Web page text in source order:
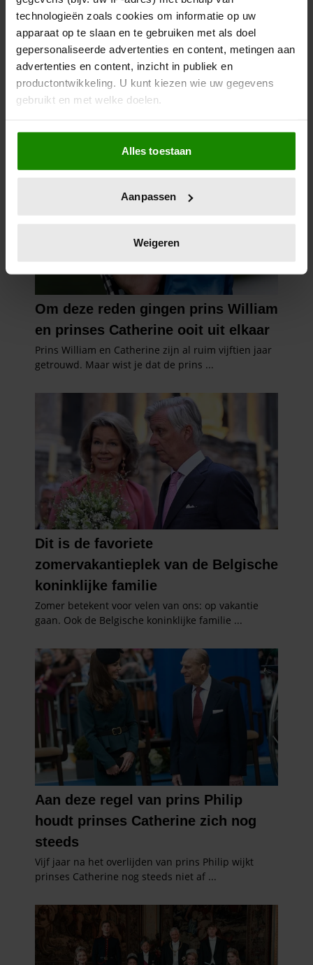
technologieën zoals cookies om informatie op uw
apparaat op te slaan en te gebruiken met als doel
gepersonaliseerde advertenties en content, metingen aan
advertenties en content, inzicht in publiek en
productontwikkeling. U kunt kiezen wie uw gegevens
gebruikt en met welke doelen.
Als u het toestaat, willen we ook graag:
Informatie verzamelen over uw geografische
locatie, die tot een paar meter nauwkeurig kan zijn
scannen op specifieke eigenschappen (fingerprinting)
verwerkt en stel uw voorkeuren in het
intrekken in de Cookieverklaring.
We gebruiken cookies om content en advertenties te
personaliseren, om functies voor social media te bieden
en om ons websiteverkeer te analyseren. Ook delen we
informatie over uw gebruik van onze site met onze
partners voor social media, adverteren en analyse. Deze
partners kunnen deze gegevens combineren met andere
informatie die u aan ze heeft verstrekt of die ze hebben
verzameld op basis van uw gebruik van hun services. U
gaat akkoord met onze cookies als u onze website blijft
Alles toestaan
Aanpassen
Weigeren